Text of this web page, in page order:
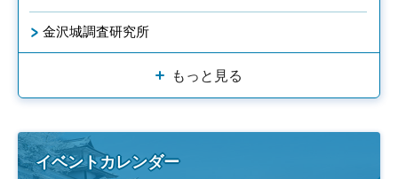
金沢城調査研究所
もっと見る
イベントカレンダー